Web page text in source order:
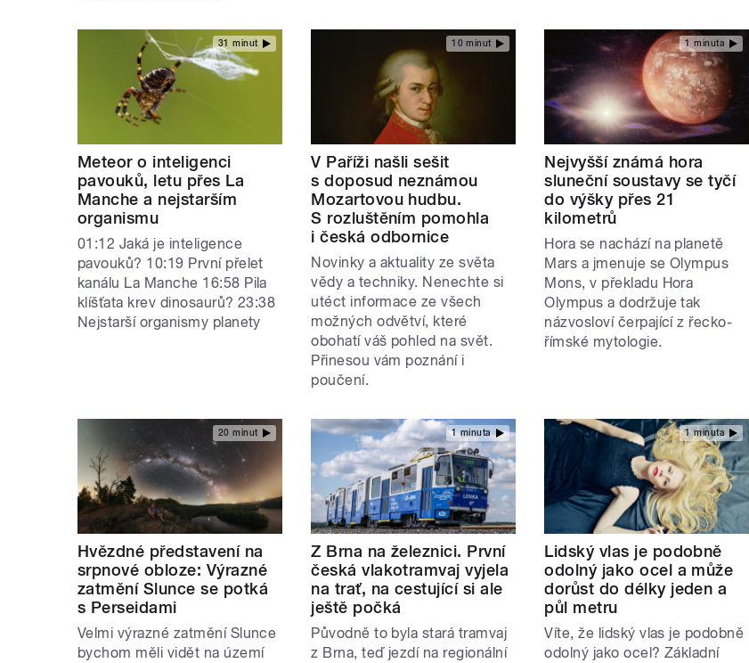
31 minut
Meteor o inteligenci
pavouků, letu přes La
Manche a nejstarším
organismu
01:12 Jaká je inteligence
pavouků? 10:19 První přelet
kanálu La Manche 16:58 Pila
klíšťata krev dinosaurů? 23:38
Nejstarší organismy planety
10 minut
V Paříži našli sešit
s doposud neznámou
Mozartovou hudbu.
S rozluštěním pomohla
i česká odbornice
Novinky a aktuality ze světa
vědy a techniky. Nenechte si
utéct informace ze všech
možných odvětví, které
obohatí váš pohled na svět.
Přinesou vám poznání i
poučení.
1 minuta
Nejvyšší známá hora
sluneční soustavy se tyčí
do výšky přes 21
kilometrů
Hora se nachází na planetě
Mars a jmenuje se Olympus
Mons, v překladu Hora
Olympus a dodržuje tak
názvosloví čerpající z řecko-
římské mytologie.
20 minut
Hvězdné představení na
srpnové obloze: Výrazné
zatmění Slunce se potká
s Perseidami
Velmi výrazné zatmění Slunce
bychom měli vidět na území
1 minuta
Z Brna na železnici. První
česká vlakotramvaj vyjela
na trať, na cestující si ale
ještě počká
Původně to byla stará tramvaj
z Brna, teď jezdí na regionální
1 minuta
Lidský vlas je podobně
odolný jako ocel a může
dorůst do délky jeden a
půl metru
Víte, že lidský vlas je podobně
odolný jako ocel? Základní